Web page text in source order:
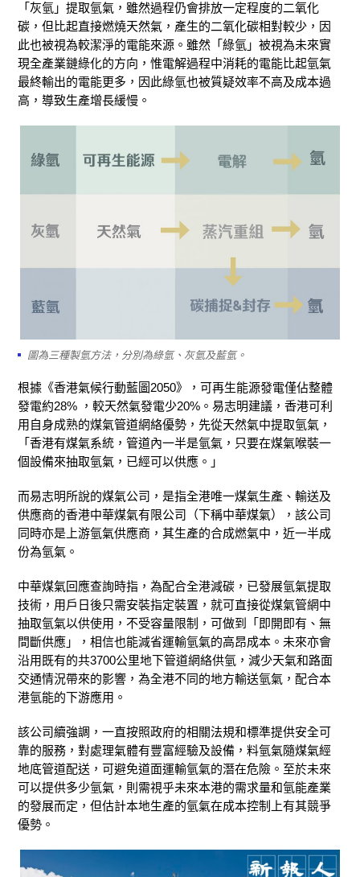
「灰氫」提取氫氣，雖然過程仍會排放一定程度的二氧化
碳，但比起直接燃燒天然氣，產生的二氧化碳相對較少，因
此也被視為較潔淨的電能來源。雖然「綠氫」被視為未來實
現全產業鏈綠化的方向，惟電解過程中消耗的電能比起氫氣
最終輸出的電能更多，因此綠氫也被質疑效率不高及成本過
高，導致生產增長緩慢。
圖為三種製氫方法，分別為綠氫、灰氫及藍氫。
根據《香港氣候行動藍圖2050》，可再生能源發電僅佔整體
發電約28% ，較天然氣發電少20%。易志明建議，香港可利
用自身成熟的煤氣管道網絡優勢，先從天然氣中提取氫氣，
「香港有煤氣系統，管道內一半是氫氣，只要在煤氣喉裝一
個設備來抽取氫氣，已經可以供應。」
而易志明所說的煤氣公司，是指全港唯一煤氣生產、輸送及
供應商的香港中華煤氣有限公司（下稱中華煤氣），該公司
同時亦是上游氫氣供應商，其生產的合成燃氣中，近一半成
份為氫氣。
中華煤氣回應查詢時指，為配合全港減碳，已發展氫氣提取
技術，用戶日後只需安裝指定裝置，就可直接從煤氣管網中
抽取氫氣以供使用，不受容量限制，可做到「即開即有、無
間斷供應」，相信也能減省運輸氫氣的高昂成本。未來亦會
沿用既有的共3700公里地下管道網絡供氫，減少天氣和路面
交通情況帶來的影響，為全港不同的地方輸送氫氣，配合本
港氫能的下游應用。
該公司續強調，一直按照政府的相關法規和標準提供安全可
靠的服務，對處理氣體有豐富經驗及設備，料氫氣隨煤氣經
地底管道配送，可避免道面運輸氫氣的潛在危險。至於未來
可以提供多少氫氣，則需視乎未來本港的需求量和氫能產業
的發展而定，但估計本地生產的氫氣在成本控制上有其競爭
優勢。